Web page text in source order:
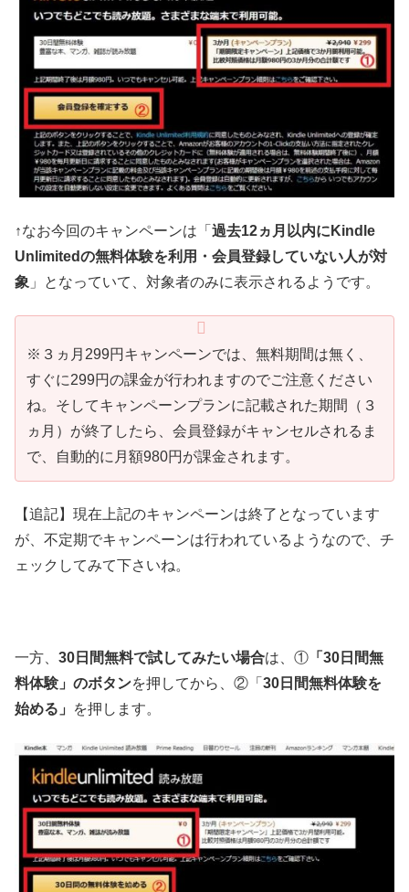
↑なお今回のキャンペーンは「 過去12ヵ月以内にKindle
Unlimitedの無料体験を利用・会員登録していない人が対
象 」となっていて、対象者のみに表示されるようです。
※３ヵ月299円キャンペーンでは、無料期間は無く、
すぐに299円の課金が行われますのでご注意ください
ね。そしてキャンペーンプランに記載された期間（３
ヵ月）が終了したら、会員登録がキャンセルされるま
で、自動的に月額980円が課金されます。
【追記】現在上記のキャンペーンは終了となっています
が、不定期でキャンペーンは行われているようなので、チ
ェックしてみて下さいね。
一方、 30日間無料で試してみたい場合は、① 「30日間無
料体験」のボタンを押してから、②「 30日間無料体験を
始める」
を押します。